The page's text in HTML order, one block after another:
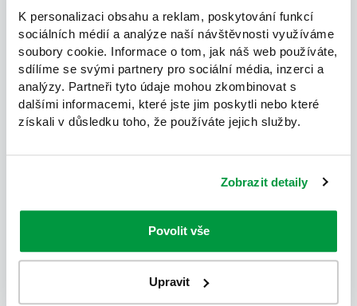
K personalizaci obsahu a reklam, poskytování funkcí
sociálních médií a analýze naší návštěvnosti využíváme
soubory cookie. Informace o tom, jak náš web používáte,
sdílíme se svými partnery pro sociální média, inzerci a
analýzy. Partneři tyto údaje mohou zkombinovat s
dalšími informacemi, které jste jim poskytli nebo které
získali v důsledku toho, že používáte jejich služby.
Zobrazit detaily
Povolit vše
Upravit
revoluční produkt
Inovativní koncept, který přenáší
komplexní botanickou